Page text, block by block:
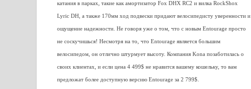
катания в парках, такие как амортизатор Fox DHX RC2 и вилка RockShox
Lyric DH, а также 170мм ход подвески придают велосипедисту уверенности и
ощущение надежности. Не говоря уже о том, что с новым Entourage просто
не соскучишься! Несмотря на то, что Entourage является большим
велосипедом, он отлично штурмует высоту. Компания Kona позаботилась о
своих клиентах, и если цена 4 499$ не нравится вашему кошельку, то вам
предложат более доступную версию Entourage за 2 799$.